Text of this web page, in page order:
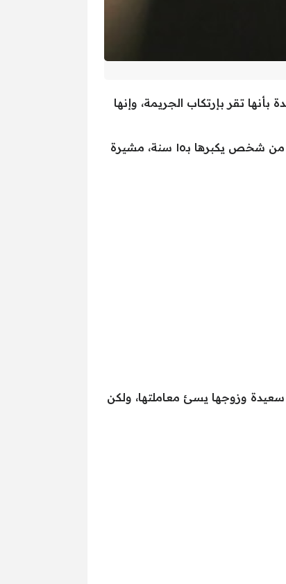
تقر بإرتكاب الجريمة، وإنها
وأوضحت المتهمة في حديثها أمام نيابة “شبرا الخيمة”، بأن والدها قد أجبرها على الزواج وهي في عمر ١٣ عاما من شخص يكبرها بـ١٥ سنة، مشيرة
سعيدة وزوجها يسئ معاملتها، ولكن